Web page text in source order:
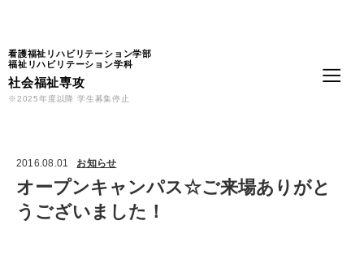
看護福祉リハビリテーション学部
福祉リハビリテーション学科
社会福祉専攻
※2025年度以降 学生募集停止
2016.08.01 お知らせ
オープンキャンパス☆ご来場ありがと
うございました！